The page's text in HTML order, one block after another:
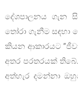
දේශපාලනය ගැන
තෝරා ගැනීම සඳහා
කියන ආකාරයට
අතර පරතරයක්
අත්හැර දමන්නා